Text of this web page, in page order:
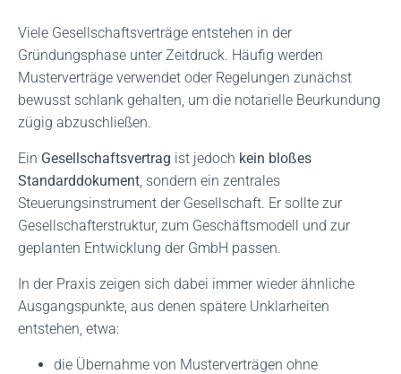
Viele Gesellschaftsverträge entstehen in der
Gründungsphase unter Zeitdruck. Häufig werden
Musterverträge verwendet oder Regelungen zunächst
bewusst schlank gehalten, um die notarielle Beurkundung
zügig abzuschließen.
Ein Gesellschaftsvertrag ist jedoch kein bloßes
Standarddokument, sondern ein zentrales
Steuerungsinstrument der Gesellschaft. Er sollte zur
Gesellschafterstruktur, zum Geschäftsmodell und zur
geplanten Entwicklung der GmbH passen.
In der Praxis zeigen sich dabei immer wieder ähnliche
Ausgangspunkte, aus denen spätere Unklarheiten
entstehen, etwa:
die Übernahme von Musterverträgen ohne